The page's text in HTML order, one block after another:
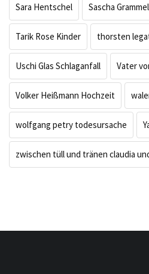
Sara Hentschel Sascha
Tarik Rose Kinder thorsten
Uschi Glas Schlaganfall Vater
Volker Heißmann Hochzeit
wolfgang petry todesursache
zwischen tüll und tränen claudia